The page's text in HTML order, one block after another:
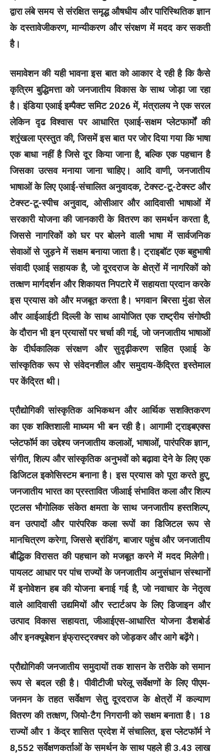
द्वारा लंबे समय से संरक्षित समृद्ध औषधीय और पारिस्थितिक ज्ञान
के दस्तावेजीकरण, मान्यीकरण और संरक्षण में मदद कर सकती
है।
समावेशन की यही भावना इस बात को आकार दे रही है कि कैसे
कृत्रिम बुद्धिमत्ता को जनजातीय विकास के साथ जोड़ा जा रहा
है। इंडिया एआई इम्पैक्ट समिट 2026 में, मंत्रालय ने एक सरल
लेकिन दृढ विश्वास पर आधारित एआई-सक्षम प्लेटफार्मों की
श्रृंखला प्रस्तुत की, जिसमें इस बात पर जोर दिया गया कि भाषा
एक बाधा नहीं है जिसे दूर किया जाना है, बल्कि एक पहचान है
जिसका उत्सव मनाया जाना चाहिए। आदि वाणी, जनजातीय
भाषाओं के लिए एआई-संचालित अनुवादक, टेक्स्ट-टू-टेक्स्ट और
टेक्स्ट-टू-स्पीच अनुवाद, ओसीआर और आदिवासी भाषाओं में
सरकारी योजना की जानकारी के वितरण का समर्थन करता है,
जिससे नागरिकों को घर पर बोलने वाली भाषा में सार्वजनिक
सेवाओं से जुड़ने में सक्षम बनाया जाता है। ट्राइबॉट एक बहुभाषी
संवादी एआई सहायक है, जो दूरदराज के क्षेत्रों में नागरिकों को
तत्क्षण मार्गदर्शन और शिकायत निपटारे में सहायता प्रदान करके
इस प्रयास को और मजबूत करता है। भगवान बिरसा मुंडा सेल
और आईआईटी दिल्ली के साथ आयोजित एक राष्ट्रीय संगोष्ठी
के दौरान भी इन प्रयासों पर चर्चा की गई, जो जनजातीय भाषाओं
के दीर्घकालिक संरक्षण और सुदृढ़ीकरण सहित एआई के
सांस्कृतिक रूप से संवेदनशील और समुदाय-केंद्रित इस्तेमाल
पर केंद्रित थी।
प्रौद्योगिकी सांस्कृतिक अभिकथन और आर्थिक सशक्तिकरण
का एक शक्तिशाली माध्यम भी बन रही है। आगामी ट्राइबएक्स
प्लेटफॉर्म का उद्देश्य जनजातीय कलाओं, भाषाओं, पारंपरिक ज्ञान,
संगीत, शिल्प और सांस्कृतिक अनुभवों को बढ़ावा देने के लिए एक
डिजिटल इकोसिस्टम बनाना है। इस प्रयास को पूरा करते हुए,
जनजातीय भारत का प्रस्तावित जीआई संभावित कला और शिल्प
एटलस भौगोलिक संकेत क्षमता के साथ जनजातीय हस्तशिल्प,
वन उत्पादों और पारंपरिक कला रूपों का डिजिटल रूप से
मानचित्रण करेगा, जिससे ब्रांडिंग, बाजार पहुंच और जनजातीय
बौद्धिक विरासत की पहचान को मजबूत करने में मदद मिलेगी।
पायलट आधार पर पांच राज्यों के जनजातीय अनुसंधान संस्थानों
में इनोवेशन हब की योजना बनाई गई है, जो नवाचार के नेतृत्व
वाले आदिवासी उद्यमियों और स्टार्टअप के लिए डिजाइन और
उत्पाद विकास सहायता, जीआईएस-आधारित योजना डैशबोर्ड
और इनक्यूबेशन इंफ्रास्ट्रक्चर को जोड़कर और आगे बढ़ेंगे।
प्रौद्योगिकी जनजातीय समुदायों तक शासन के तरीके को समान
रूप से बदल रही है। पीवीटीजी घरेलू सर्वेक्षणों के लिए पीएम-
जनमन के तहत सर्वेक्षण सेतु दूरदराज के क्षेत्रों में कल्याण
वितरण की तत्क्षण, जियो-टैग निगरानी को सक्षम बनाता है। 18
राज्यों और 1 केंद्र शासित प्रदेश में संचालित, इस प्लेटफॉर्म ने
8,552 सर्वेक्षणकर्ताओं के समर्थन के साथ पहले ही 3.43 लाख